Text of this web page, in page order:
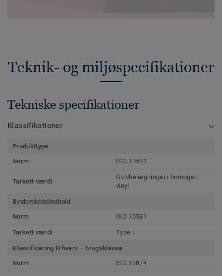
Teknik- og miljøspecifikationer
Tekniske specifikationer
Klassifikationer
Produkttype
Norm
ISO 10581
Tarkett værdi
Gulvbelægninger i homogen
vinyl
Bindemiddelindhold
Norm
ISO 10581
Tarkett værdi Type I
Klassificering Erhverv – brugsklasse
Norm
ISO 10874